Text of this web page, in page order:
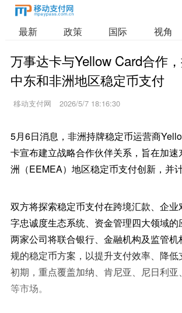
最新 政策 国际 视角
万事达卡与Yellow Card合作，
中东和非洲地区稳定币支付
移动支付网 2026/5/7 18:16:30
5月6日消息，非洲持牌稳定币运营商
卡宣布建立战略合作伙伴关系，旨在加
洲（EEMEA）地区稳定币支付创新，并
双方将探索稳定币支付在跨境汇款、企业
字忠诚度生态系统、资金管理四大领域的
两家公司将联合银行、金融机构及监管机
规的稳定币方案，以提升支付效率、降
初期，重点覆盖加纳、肯尼亚、尼日利
等市场。